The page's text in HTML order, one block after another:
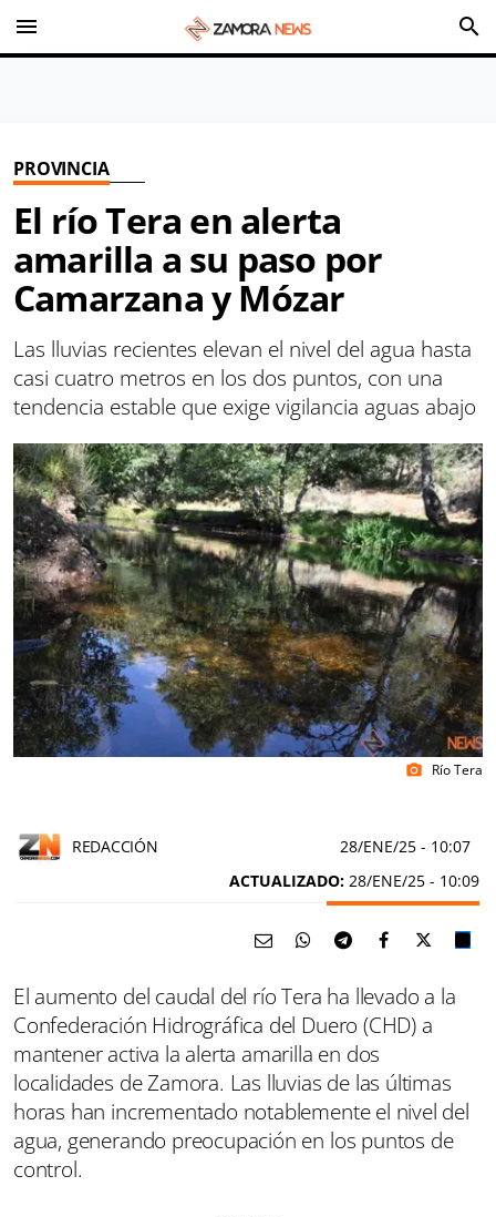
menu search
PROVINCIA
El río Tera en alerta
amarilla a su paso por
Camarzana y Mózar
Las lluvias recientes elevan el nivel del agua hasta
casi cuatro metros en los dos puntos, con una
tendencia estable que exige vigilancia aguas abajo
photo_camera Río Tera
REDACCIÓN 28/ENE/25 - 10:07
ACTUALIZADO: 28/ENE/25 - 10:09
El aumento del caudal del río Tera ha llevado a la
Confederación Hidrográfica del Duero (CHD) a
mantener activa la alerta amarilla en dos
localidades de Zamora. Las lluvias de las últimas
horas han incrementado notablemente el nivel del
agua, generando preocupación en los puntos de
control.